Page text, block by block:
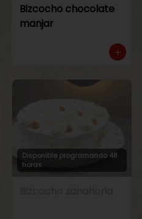
Bizcocho chocolate
manjar
Disponible programando 48
horas